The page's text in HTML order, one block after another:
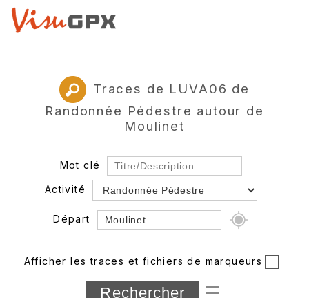
Traces de LUVA06 de
Randonnée Pédestre autour de
Moulinet
Mot clé
Activité
Départ
Département
Afficher les traces et fichiers de marqueurs